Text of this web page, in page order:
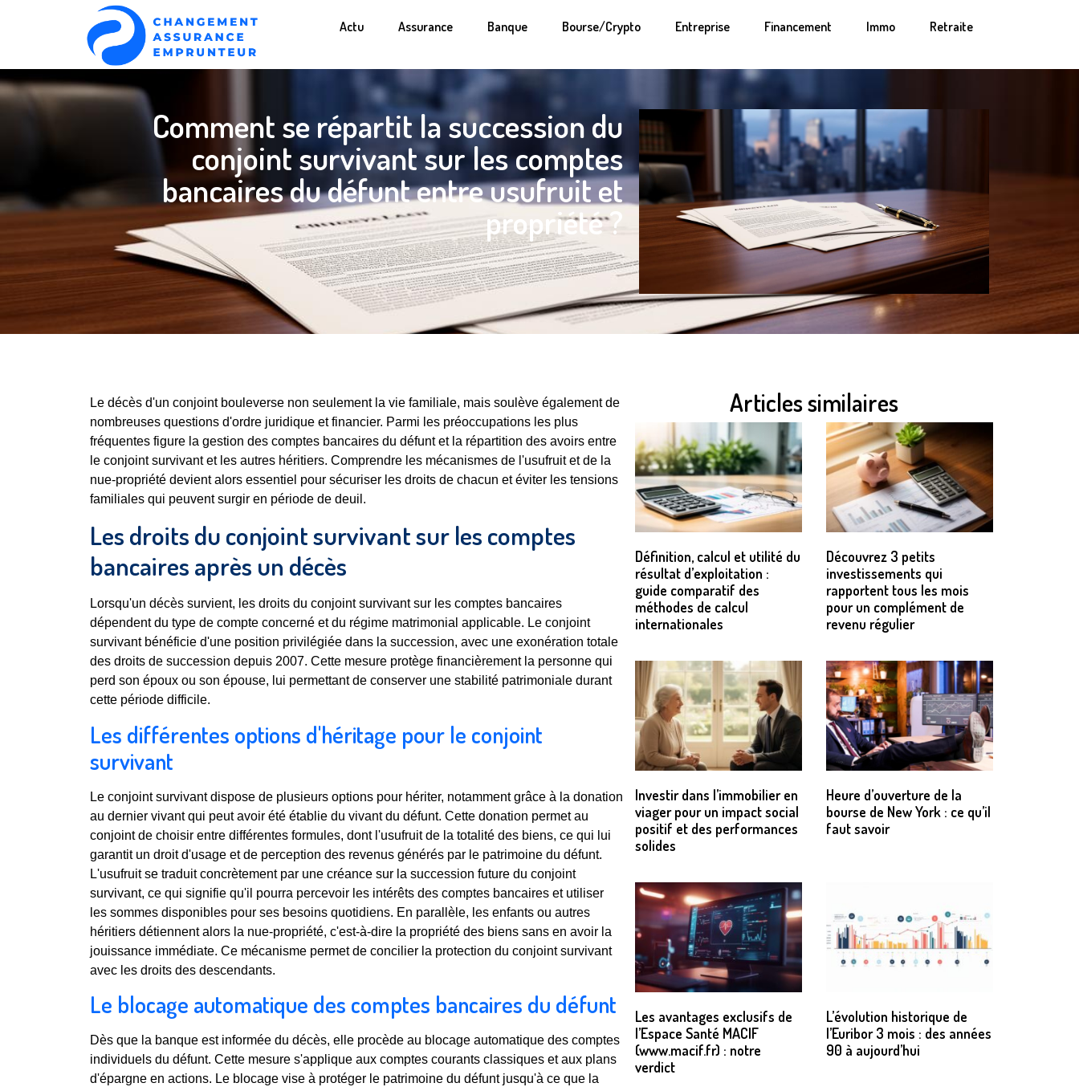
Actu Assurance Banque Bourse/Crypto Entreprise Financement Immo Retraite
Comment se répartit la succession du
conjoint survivant sur les comptes
bancaires du défunt entre usufruit et
propriété ?
Articles similaires
Définition, calcul et utilité du
résultat d’exploitation :
guide comparatif des
méthodes de calcul
internationales
Découvrez 3 petits
investissements qui
rapportent tous les mois
pour un complément de
revenu régulier
Investir dans l’immobilier en
viager pour un impact social
positif et des performances
solides
Heure d’ouverture de la
bourse de New York : ce qu’il
faut savoir
Les avantages exclusifs de
l’Espace Santé MACIF
(www.macif.fr) : notre
verdict
L’évolution historique de
l’Euribor 3 mois : des années
90 à aujourd’hui
Le décès d'un conjoint bouleverse non seulement la vie familiale, mais soulève également de
nombreuses questions d'ordre juridique et financier. Parmi les préoccupations les plus
fréquentes figure la gestion des comptes bancaires du défunt et la répartition des avoirs entre
le conjoint survivant et les autres héritiers. Comprendre les mécanismes de l'usufruit et de la
nue-propriété devient alors essentiel pour sécuriser les droits de chacun et éviter les tensions
familiales qui peuvent surgir en période de deuil.
Les droits du conjoint survivant sur les comptes
bancaires après un décès
Lorsqu'un décès survient, les droits du conjoint survivant sur les comptes bancaires
dépendent du type de compte concerné et du régime matrimonial applicable. Le conjoint
survivant bénéficie d'une position privilégiée dans la succession, avec une exonération totale
des droits de succession depuis 2007. Cette mesure protège financièrement la personne qui
perd son époux ou son épouse, lui permettant de conserver une stabilité patrimoniale durant
cette période difficile.
Les différentes options d'héritage pour le conjoint
survivant
Le conjoint survivant dispose de plusieurs options pour hériter, notamment grâce à la donation
au dernier vivant qui peut avoir été établie du vivant du défunt. Cette donation permet au
conjoint de choisir entre différentes formules, dont l'usufruit de la totalité des biens, ce qui lui
garantit un droit d'usage et de perception des revenus générés par le patrimoine du défunt.
L'usufruit se traduit concrètement par une créance sur la succession future du conjoint
survivant, ce qui signifie qu'il pourra percevoir les intérêts des comptes bancaires et utiliser
les sommes disponibles pour ses besoins quotidiens. En parallèle, les enfants ou autres
héritiers détiennent alors la nue-propriété, c'est-à-dire la propriété des biens sans en avoir la
jouissance immédiate. Ce mécanisme permet de concilier la protection du conjoint survivant
avec les droits des descendants.
Le blocage automatique des comptes bancaires du défunt
Dès que la banque est informée du décès, elle procède au blocage automatique des comptes
individuels du défunt. Cette mesure s'applique aux comptes courants classiques et aux plans
d'épargne en actions. Le blocage vise à protéger le patrimoine du défunt jusqu'à ce que la